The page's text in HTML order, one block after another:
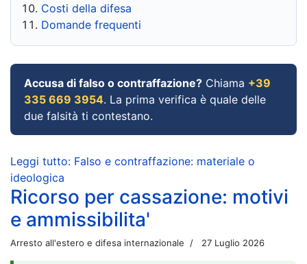
Costi della difesa
Domande frequenti
Accusa di falso o contraffazione? Chiama +39
335 669 3954. La prima verifica è quale delle
due falsità ti contestano.
Leggi tutto: Falso e contraffazione: materiale o
ideologica
Ricorso per cassazione: motivi
e ammissibilita'
Arresto all'estero e difesa internazionale 27 Luglio 2026